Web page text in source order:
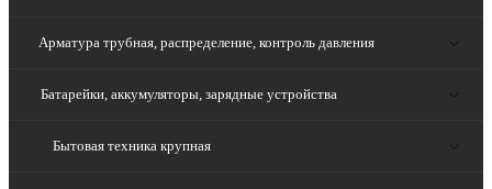
Арматура трубная, распределение, контроль давления
Батарейки, аккумуляторы, зарядные устройства
Бытовая техника крупная